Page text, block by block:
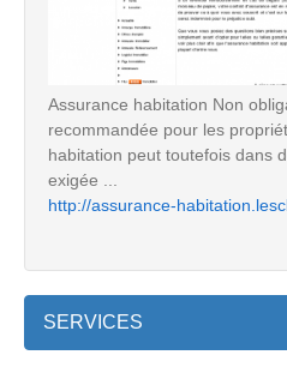
Assurance habitation Non
recommandée pour les
habitation peut toutefois dans
exigée ...
http://assurance-
SERVICES